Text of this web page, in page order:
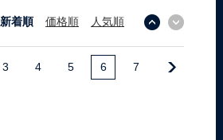
新着順 価格順 人気順
3 4 5 6 7